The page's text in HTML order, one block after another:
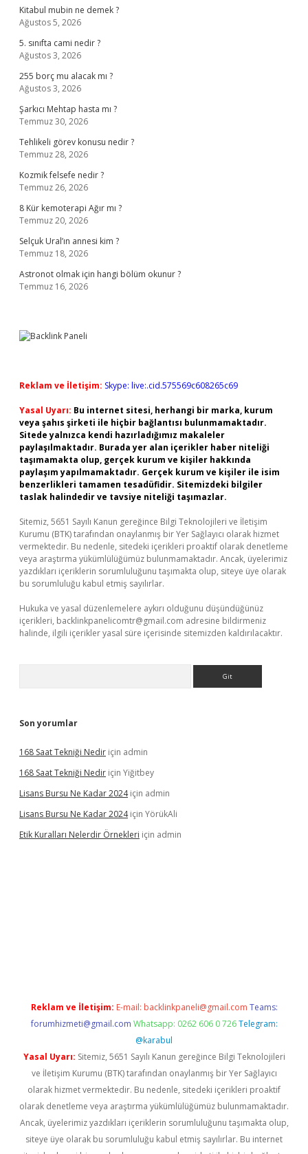
Kitabul mubin ne demek ?
Ağustos 5, 2026
5. sınıfta cami nedir ?
Ağustos 3, 2026
255 borç mu alacak mı ?
Ağustos 3, 2026
Şarkıcı Mehtap hasta mı ?
Temmuz 30, 2026
Tehlikeli görev konusu nedir ?
Temmuz 28, 2026
Kozmik felsefe nedir ?
Temmuz 26, 2026
8 Kür kemoterapi Ağır mı ?
Temmuz 20, 2026
Selçuk Ural’ın annesi kim ?
Temmuz 18, 2026
Astronot olmak için hangi bölüm okunur ?
Temmuz 16, 2026
Reklam ve İletişim: Skype: live:.cid.575569c608265c69
Yasal Uyarı: Bu internet sitesi, herhangi bir marka, kurum
veya şahıs şirketi ile hiçbir bağlantısı bulunmamaktadır.
Sitede yalnızca kendi hazırladığımız makaleler
paylaşılmaktadır. Burada yer alan içerikler haber niteliği
taşımamakta olup, gerçek kurum ve kişiler hakkında
paylaşım yapılmamaktadır. Gerçek kurum ve kişiler ile isim
benzerlikleri tamamen tesadüfidir. Sitemizdeki bilgiler
taslak halindedir ve tavsiye niteliği taşımazlar.
Sitemiz, 5651 Sayılı Kanun gereğince Bilgi Teknolojileri ve İletişim
Kurumu (BTK) tarafından onaylanmış bir Yer Sağlayıcı olarak hizmet
vermektedir. Bu nedenle, sitedeki içerikleri proaktif olarak denetleme
veya araştırma yükümlülüğümüz bulunmamaktadır. Ancak, üyelerimiz
yazdıkları içeriklerin sorumluluğunu taşımakta olup, siteye üye olarak
bu sorumluluğu kabul etmiş sayılırlar.
Hukuka ve yasal düzenlemelere aykırı olduğunu düşündüğünüz
içerikleri, backlinkpanelicomtr@gmail.com adresine bildirmeniz
halinde, ilgili içerikler yasal süre içerisinde sitemizden kaldırılacaktır.
Son yorumlar
168 Saat Tekniği Nedir için admin
168 Saat Tekniği Nedir için Yiğitbey
Lisans Bursu Ne Kadar 2024için admin
Lisans Bursu Ne Kadar 2024için YörükAli
Etik Kuralları Nelerdir Örnekleri için admin
Reklam ve İletişim: E-mail: backlinkpaneli@gmail.com Teams:
forumhizmeti@gmail.com Whatsapp: 0262 606 0 726 Telegram:
@karabul
Yasal Uyarı: Sitemiz, 5651 Sayılı Kanun gereğince Bilgi Teknolojileri
ve İletişim Kurumu (BTK) tarafından onaylanmış bir Yer Sağlayıcı
olarak hizmet vermektedir. Bu nedenle, sitedeki içerikleri proaktif
olarak denetleme veya araştırma yükümlülüğümüz bulunmamaktadır.
Ancak, üyelerimiz yazdıkları içeriklerin sorumluluğunu taşımakta olup,
siteye üye olarak bu sorumluluğu kabul etmiş sayılırlar. Bu internet